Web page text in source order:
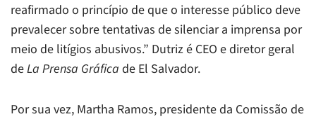
reafirmado o princípio de que o interesse público deve
prevalecer sobre tentativas de silenciar a imprensa por
meio de litígios abusivos.” Dutriz é CEO e diretor geral
deLa Prensa Gráfica de El Salvador.
Por sua vez, Martha Ramos, presidente da Comissão de